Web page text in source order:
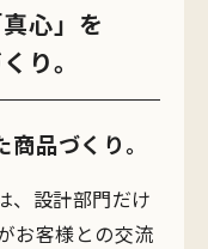
心」を
り。
品づくり。
、設計部門だけ
お客様との交流